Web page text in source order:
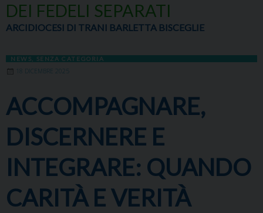
DEI FEDELI SEPARATI
ARCIDIOCESI DI TRANI BARLETTA BISCEGLIE
NEWS SENZA CATEGORIA
18 DICEMBRE 2025
ACCOMPAGNARE,
DISCERNERE E
INTEGRARE: QUANDO
CARITÀ E VERITÀ